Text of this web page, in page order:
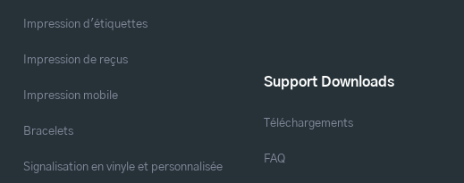
Impression d'étiquettes
Impression de reçus
Impression mobile
Bracelets
Signalisation en vinyle et personnalisée
Support Downloads
Téléchargements
FAQ